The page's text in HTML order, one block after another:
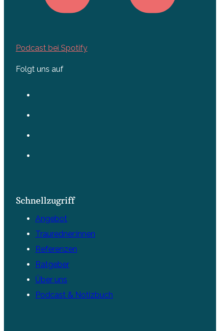
Podcast bei Spotify
Folgt uns auf
Schnellzugriff
Angebot
Trauredner:innen
Referenzen
Ratgeber
Über uns
Podcast & Notizbuch